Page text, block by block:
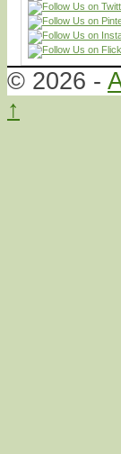
© 2026 -
↑